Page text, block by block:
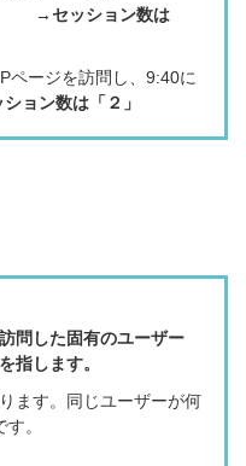
セッション数は
ページを訪問し、9:40に
ョン数は「２」
問した固有のユーザー
指します。
ます。同じユーザーが何
。